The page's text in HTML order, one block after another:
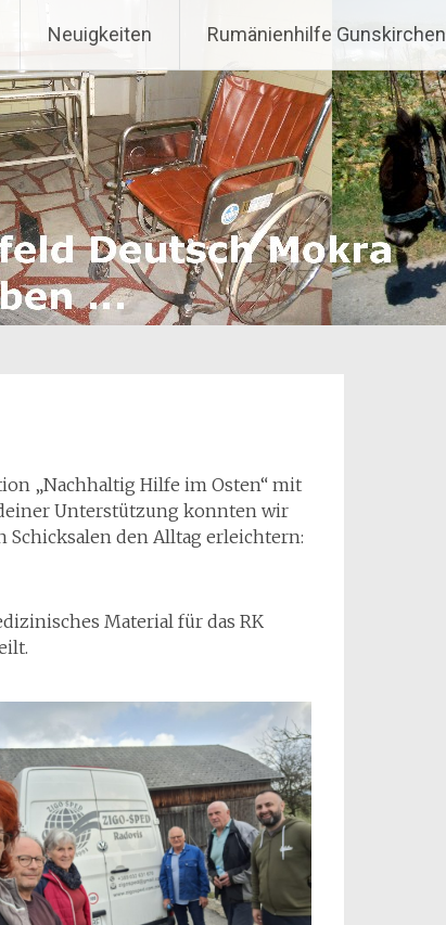
Neuigkeiten Rumänienhilfe Gunskirchen
„Nachhaltig Hilfe im Osten“ mit
Unterstützung konnten wir
den Alltag erleichtern:
Material für das RK